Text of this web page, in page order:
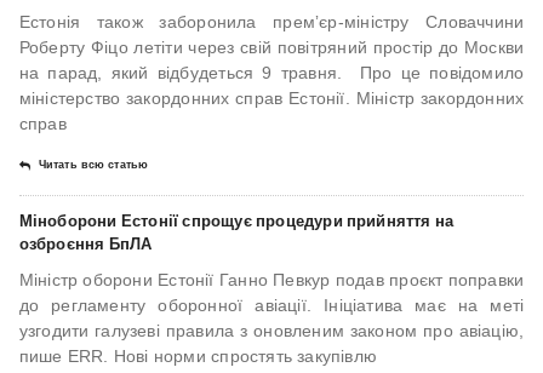
Естонія також заборонила премʼєр-міністру Словаччини
Роберту Фіцо летіти через свій повітряний простір до Москви
на парад, який відбудеться 9 травня. Про це повідомило
міністерство закордонних справ Естонії. Міністр закордонних
справ
Читать всю статью
Міноборони Естонії спрощує процедури прийняття на
озброєння БпЛА
Міністр оборони Естонії Ганно Певкур подав проєкт поправки
до регламенту оборонної авіації. Ініціатива має на меті
узгодити галузеві правила з оновленим законом про авіацію,
пише ERR. Нові норми спростять закупівлю